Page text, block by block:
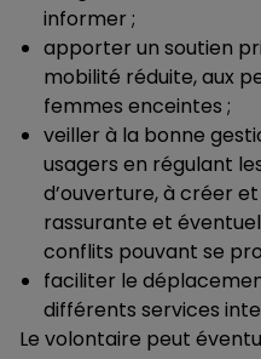
informer ;
apporter un soutien
mobilité réduite, aux
femmes enceintes ;
veiller à la bonne
usagers en régulant
d’ouverture, à créer
rassurante et
conflits pouvant se
faciliter le
différents services
Le volontaire peut